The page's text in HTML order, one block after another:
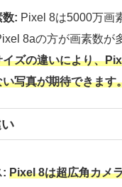
数: Pixel 8は5000万画
8aの方が画素数が
イズの違いにより、
写真が期待できます
: Pixel 8は超広角カメ